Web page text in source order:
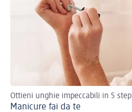
Ottieni unghie impeccabili in 5 step
Manicure fai da te